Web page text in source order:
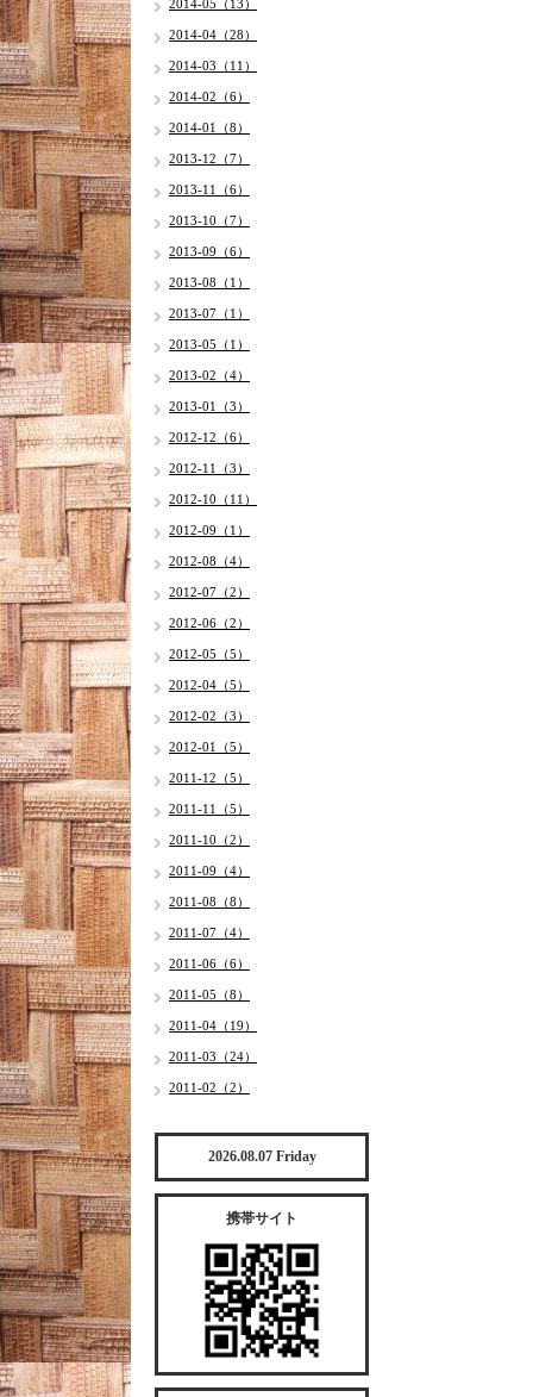
2014-05（13）
2014-04（28）
2014-03（11）
2014-02（6）
2014-01（8）
2013-12（7）
2013-11（6）
2013-10（7）
2013-09（6）
2013-08（1）
2013-07（1）
2013-05（1）
2013-02（4）
2013-01（3）
2012-12（6）
2012-11（3）
2012-10（11）
2012-09（1）
2012-08（4）
2012-07（2）
2012-06（2）
2012-05（5）
2012-04（5）
2012-02（3）
2012-01（5）
2011-12（5）
2011-11（5）
2011-10（2）
2011-09（4）
2011-08（8）
2011-07（4）
2011-06（6）
2011-05（8）
2011-04（19）
2011-03（24）
2011-02（2）
2026.08.07 Friday
携帯サイト